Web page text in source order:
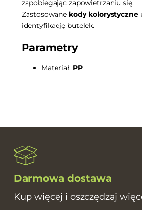
zapobiegając zapowietrzaniu się.
Zastosowane kody kolorystyczne
identyfikację butelek.
Parametry
Materiał: PP
Darmowa dostawa
Kup więcej i oszczędzaj